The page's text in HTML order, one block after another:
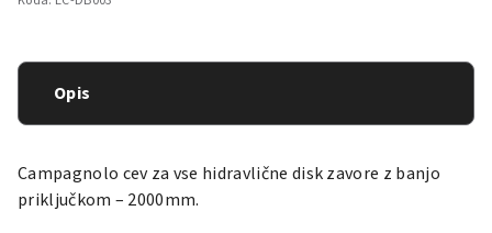
Opis
Campagnolo cev za vse hidravlične disk zavore z banjo
priključkom – 2000mm.